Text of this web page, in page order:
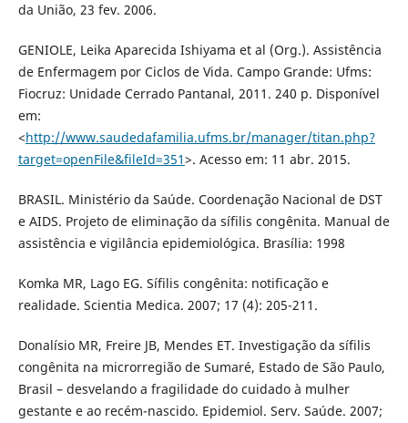
da União, 23 fev. 2006.
GENIOLE, Leika Aparecida Ishiyama et al (Org.). Assistência
de Enfermagem por Ciclos de Vida. Campo Grande: Ufms:
Fiocruz: Unidade Cerrado Pantanal, 2011. 240 p. Disponível
em:
<http://www.saudedafamilia.ufms.br/manager/titan.php?
target=openFile&fileId=351>. Acesso em: 11 abr. 2015.
BRASIL. Ministério da Saúde. Coordenação Nacional de DST
e AIDS. Projeto de eliminação da sífilis congênita. Manual de
assistência e vigilância epidemiológica. Brasília: 1998
Komka MR, Lago EG. Sífilis congênita: notificação e
realidade. Scientia Medica. 2007; 17 (4): 205-211.
Donalísio MR, Freire JB, Mendes ET. Investigação da sífilis
congênita na microrregião de Sumaré, Estado de São Paulo,
Brasil – desvelando a fragilidade do cuidado à mulher
gestante e ao recém-nascido. Epidemiol. Serv. Saúde. 2007;